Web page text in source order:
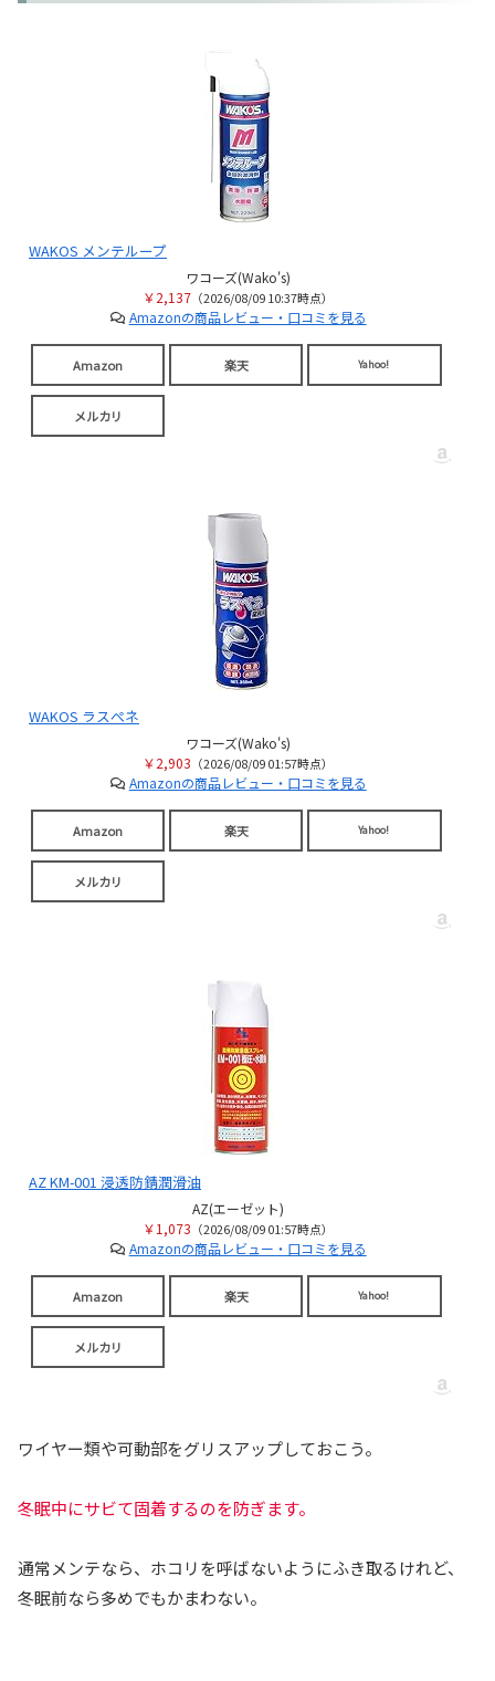
WAKOS メンテループ
ワコーズ(Wako's)
￥2,137 （2026/08/09 10:37時点）
Amazonの商品レビュー・口コミを見る
Amazon 楽天 Yahoo!
メルカリ
WAKOS ラスぺネ
ワコーズ(Wako's)
￥2,903 （2026/08/09 01:57時点）
Amazonの商品レビュー・口コミを見る
Amazon 楽天 Yahoo!
メルカリ
AZ KM-001 浸透防錆潤滑油
AZ(エーゼット)
￥1,073 （2026/08/09 01:57時点）
Amazonの商品レビュー・口コミを見る
Amazon 楽天 Yahoo!
メルカリ
ワイヤー類や可動部をグリスアップしておこう。
冬眠中にサビて固着するのを防ぎます。
通常メンテなら、ホコリを呼ばないようにふき取るけれど、
冬眠前なら多めでもかまわない。